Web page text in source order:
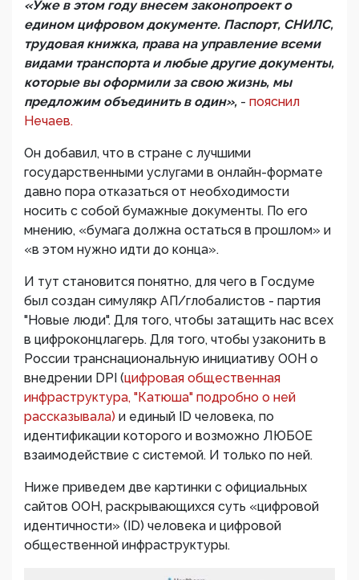
«Уже в этом году внесем законопроект о
едином цифровом документе. Паспорт, СНИЛС,
трудовая книжка, права на управление всеми
видами транспорта и любые другие документы,
которые вы оформили за свою жизнь, мы
предложим объединить в один», - пояснил
Нечаев.
Он добавил, что в стране с лучшими
государственными услугами в онлайн-формате
давно пора отказаться от необходимости
носить с собой бумажные документы. По его
мнению, «бумага должна остаться в прошлом» и
«в этом нужно идти до конца».
И тут становится понятно, для чего в Госдуме
был создан симулякр АП/глобалистов - партия
"Новые люди". Для того, чтобы затащить нас всех
в цифроконцлагерь. Для того, чтобы узаконить в
России транснациональную инициативу ООН о
внедрении DPI (цифровая общественная
инфраструктура, "Катюша" подробно о ней
рассказывала) и единый ID человека, по
идентификации которого и возможно ЛЮБОЕ
взаимодействие с системой. И только по ней.
Ниже приведем две картинки с официальных
сайтов ООН, раскрывающихся суть «цифровой
идентичности» (ID) человека и цифровой
общественной инфраструктуры.